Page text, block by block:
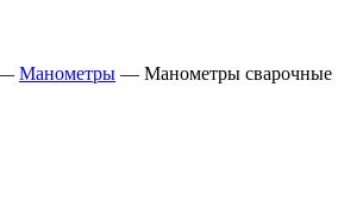
Манометры — Манометры сварочные